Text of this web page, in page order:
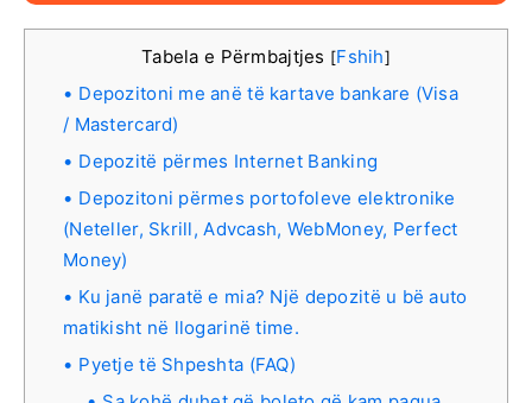
Tabela e Përmbajtjes [Fshih]
Depozitoni me anë të kartave bankare (Visa
/ Mastercard)
Depozitë përmes Internet Banking
Depozitoni përmes portofoleve elektronike
(Neteller, Skrill, Advcash, WebMoney, Perfect
Money)
Ku janë paratë e mia? Një depozitë u bë auto
matikisht në llogarinë time.
Pyetje të Shpeshta (FAQ)